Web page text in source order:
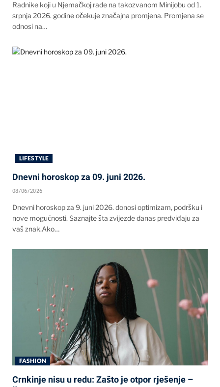
Radnike koji u Njemačkoj rade na takozvanom Minijobu od 1.
srpnja 2026. godine očekuje značajna promjena. Promjena se
odnosi na…
LIFESTYLE
Dnevni horoskop za 09. juni 2026.
08/06/2026
Dnevni horoskop za 9. juni 2026. donosi optimizam, podršku i
nove mogućnosti. Saznajte šta zvijezde danas predviđaju za
vaš znak.Ako…
FASHION
Crnkinje nisu u redu: Zašto je otpor rješenje –